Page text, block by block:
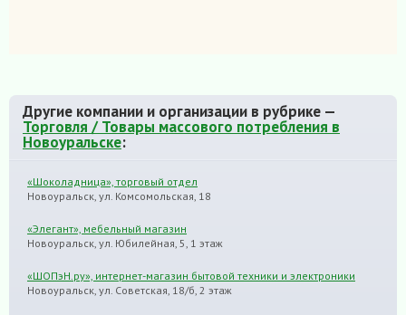
Другие компании и организации в рубрике —
Торговля / Товары массового потребления в
Новоуральске:
«Шоколадница», торговый отдел
Новоуральск, ул. Комсомольская, 18
«Элегант», мебельный магазин
Новоуральск, ул. Юбилейная, 5, 1 этаж
«ШОПэН.ру», интернет-магазин бытовой техники и электроники
Новоуральск, ул. Советская, 18/б, 2 этаж